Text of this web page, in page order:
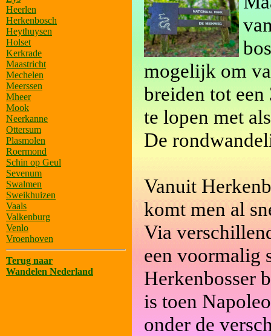
Heerlen
Herkenbosch
Heythuysen
Holset
Kerkrade
Maastricht
Mechelen
Meerssen
Mheer
Mook
Neerkanne
Ottersum
Plasmolen
Roermond
Schin op Geul
Sevenum
Swalmen
Sweikhuizen
Vaals
Valkenburg
Venlo
Vroenhoven
Terug naar
Wandelen Nederland
mogelijk om
breiden tot een
te lopen met
De
Vanuit
komt men al
Via
een voormalig
Herkenbosser
is toen
onder de